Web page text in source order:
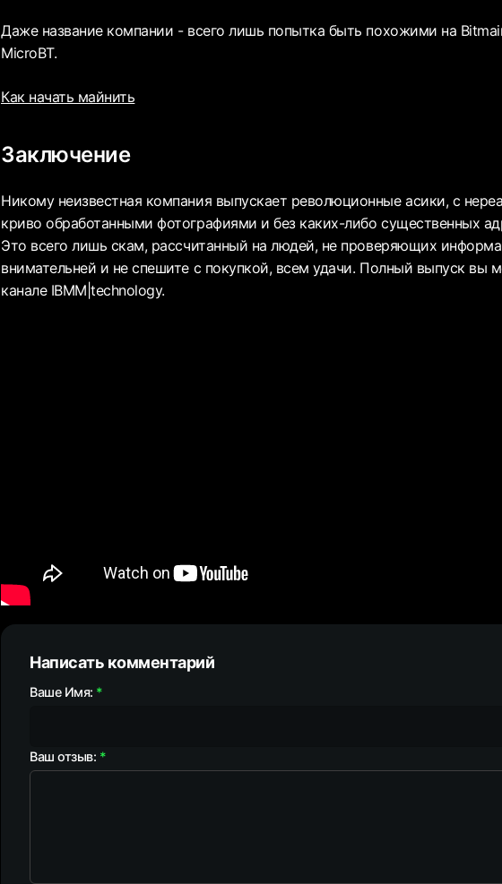
Даже название компании - всего лишь попытка быть похожими на
MicroBT.
Как начать майнить
Заключение
Никому неизвестная компания выпускает революционные асики, с
криво обработанными фотографиями и без каких-либо существенных
Это всего лишь скам, рассчитанный на людей, не проверяющих
внимательней и не спешите с покупкой, всем удачи. Полный выпуск вы
канале IBMM|technology.
Написать комментарий
Ваше Имя:
Ваш отзыв: